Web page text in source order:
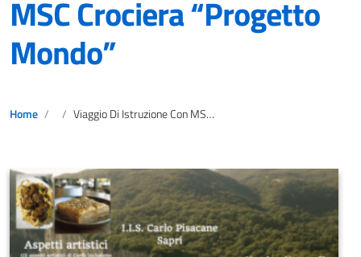
MSC Crociera “Progetto
Mondo”
Home Viaggio Di Istruzione Con MSC Crociera “Progetto Mondo”